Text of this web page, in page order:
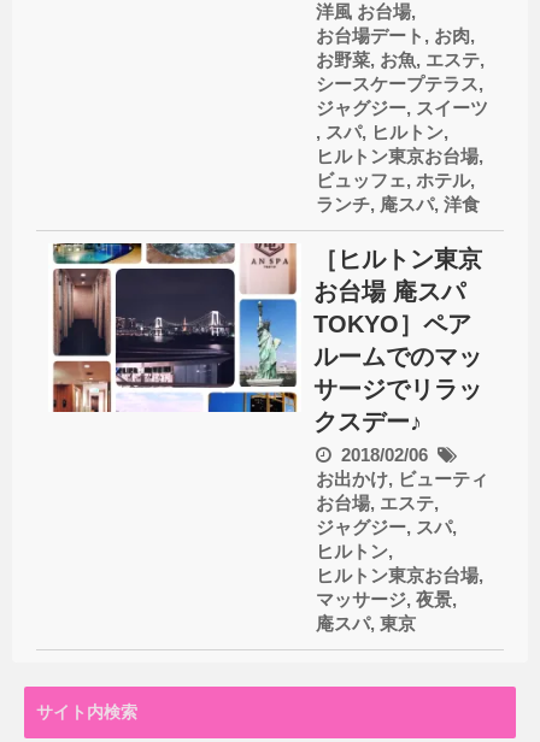
洋風 お台場,
お台場デート , お肉,
お野菜, お魚, エステ,
シースケープテラス,
ジャグジー, スイーツ
, スパ, ヒルトン,
ヒルトン東京お台場,
ビュッフェ, ホテル,
ランチ, 庵スパ, 洋食
［ヒルトン東京
お台場 庵スパ
TOKYO］ペア
ルームでのマッ
サージでリラッ
クスデー♪
2018/02/06
お出かけ, ビューティ
お台場, エステ,
ジャグジー, スパ,
ヒルトン,
ヒルトン東京お台場,
マッサージ, 夜景,
庵スパ, 東京
サイト内検索